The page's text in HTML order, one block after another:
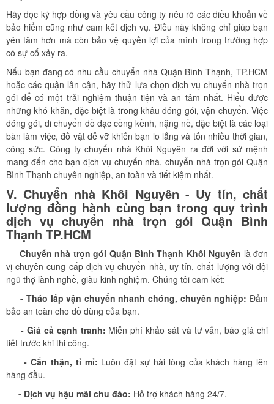
Hãy đọc kỹ hợp đồng và yêu cầu công ty nêu rõ các điều khoản về
bảo hiểm cũng như cam kết dịch vụ. Điều này không chỉ giúp bạn
yên tâm hơn mà còn bảo vệ quyền lợi của mình trong trường hợp
có sự cố xảy ra.
Nếu bạn đang có nhu cầu chuyển nhà Quận Bình Thạnh, TP.HCM
hoặc các quận lân cận, hãy thử lựa chọn dịch vụ chuyển nhà trọn
gói để có một trải nghiệm thuận tiện và an tâm nhất. Hiểu được
những khó khăn, đặc biệt là trong khâu đóng gói, vận chuyển. Việc
đóng gói, di chuyển đồ đạc cồng kềnh, nặng nề, đặc biệt là các loại
bàn làm việc, đồ vật dễ vỡ khiến bạn lo lắng và tốn nhiều thời gian,
công sức. Công ty chuyển nhà Khôi Nguyên ra đời với sứ mệnh
mang đến cho bạn dịch vụ chuyển nhà, chuyển nhà trọn gói Quận
Bình Thạnh chuyên nghiệp, an toàn và tiết kiệm nhất.
V. Chuyển nhà Khôi Nguyên - Uy tín, chất
lượng đồng hành cùng bạn trong quy trình
dịch vụ chuyển nhà trọn gói Quận Bình
Thạnh TP.HCM
Chuyển nhà trọn gói Quận Bình Thạnh Khôi Nguyên là đơn
vị chuyên cung cấp dịch vụ chuyển nhà, uy tín, chất lượng với đội
ngũ thợ lành nghề, giàu kinh nghiệm. Chúng tôi cam kết:
- Tháo lắp vận chuyển nhanh chóng, chuyên nghiệp: Đảm
bảo an toàn cho đồ dùng của bạn.
- Giá cả cạnh tranh: Miễn phí khảo sát và tư vấn, báo giá chi
tiết trước khi thi công.
- Cẩn thận, tỉ mỉ: Luôn đặt sự hài lòng của khách hàng lên
hàng đầu.
- Dịch vụ hậu mãi chu đáo: Hỗ trợ khách hàng 24/7.